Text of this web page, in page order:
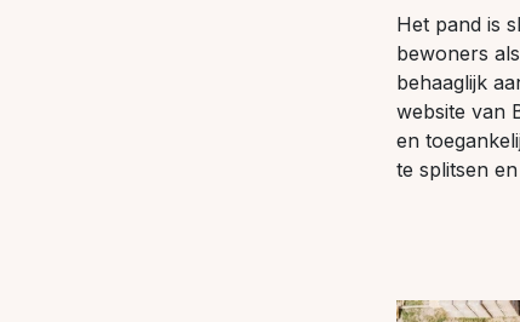
Het pand is
bewoners
behaaglijk
website van
en
te splitsen